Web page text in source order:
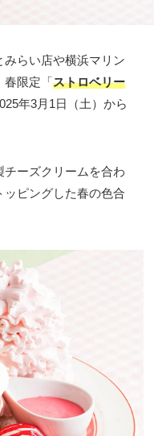
らい店や横浜マリン
春限定「ストロベリー
年3月1日（土）から
ーズクリームを合わ
ピングした春の色合